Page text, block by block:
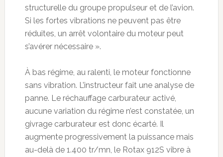
structurelle du groupe propulseur et de l’avion.
Si les fortes vibrations ne peuvent pas être
réduites, un arrêt volontaire du moteur peut
s’avérer nécessaire ».
À bas régime, au ralenti, le moteur fonctionne
sans vibration. L’instructeur fait une analyse de
panne. Le réchauffage carburateur activé,
aucune variation du régime n’est constatée, un
givrage carburateur est donc écarté. Il
augmente progressivement la puissance mais
au-delà de 1.400 tr/mn, le Rotax 912S vibre à